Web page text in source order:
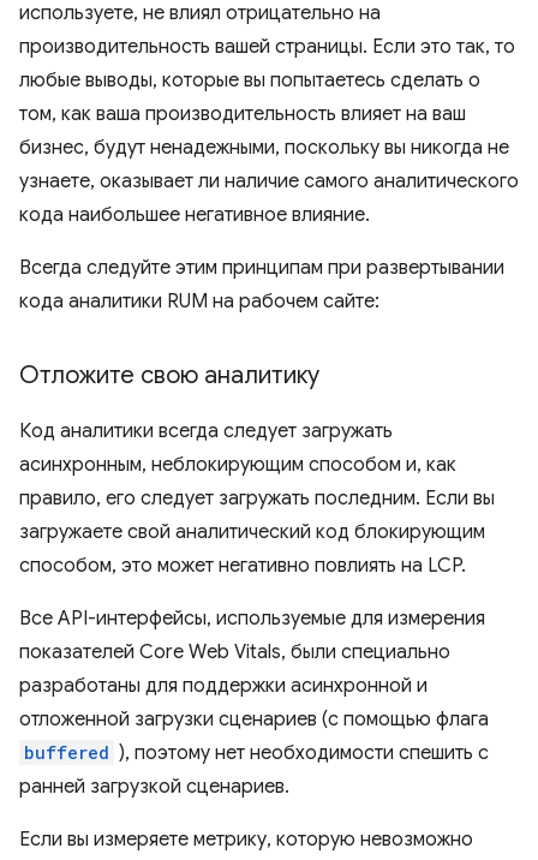
используете, не влиял отрицательно на
производительность вашей страницы. Если это так, то
любые выводы, которые вы попытаетесь сделать о
том, как ваша производительность влияет на ваш
бизнес, будут ненадежными, поскольку вы никогда не
узнаете, оказывает ли наличие самого аналитического
кода наибольшее негативное влияние.
Всегда следуйте этим принципам при развертывании
кода аналитики RUM на рабочем сайте:
Отложите свою аналитику
Код аналитики всегда следует загружать
асинхронным, неблокирующим способом и, как
правило, его следует загружать последним. Если вы
загружаете свой аналитический код блокирующим
способом, это может негативно повлиять на LCP.
Все API-интерфейсы, используемые для измерения
показателей Core Web Vitals, были специально
разработаны для поддержки асинхронной и
отложенной загрузки сценариев (с помощью флага
buffered ), поэтому нет необходимости спешить с
ранней загрузкой сценариев.
Если вы измеряете метрику, которую невозможно